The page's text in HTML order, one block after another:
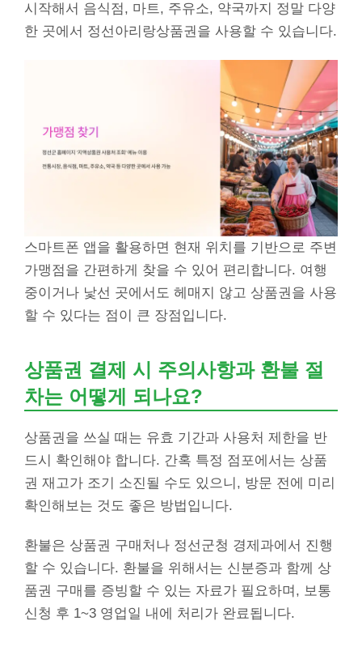
시작해서 음식점, 마트, 주유소, 약국까지 정말 다양
한 곳에서 정선아리랑상품권을 사용할 수 있습니다.
스마트폰 앱을 활용하면 현재 위치를 기반으로 주변
가맹점을 간편하게 찾을 수 있어 편리합니다. 여행
중이거나 낯선 곳에서도 헤매지 않고 상품권을 사용
할 수 있다는 점이 큰 장점입니다.
상품권 결제 시 주의사항과 환불 절
차는 어떻게 되나요?
상품권을 쓰실 때는 유효 기간과 사용처 제한을 반
드시 확인해야 합니다. 간혹 특정 점포에서는 상품
권 재고가 조기 소진될 수도 있으니, 방문 전에 미리
확인해보는 것도 좋은 방법입니다.
환불은 상품권 구매처나 정선군청 경제과에서 진행
할 수 있습니다. 환불을 위해서는 신분증과 함께 상
품권 구매를 증빙할 수 있는 자료가 필요하며, 보통
신청 후 1~3 영업일 내에 처리가 완료됩니다.